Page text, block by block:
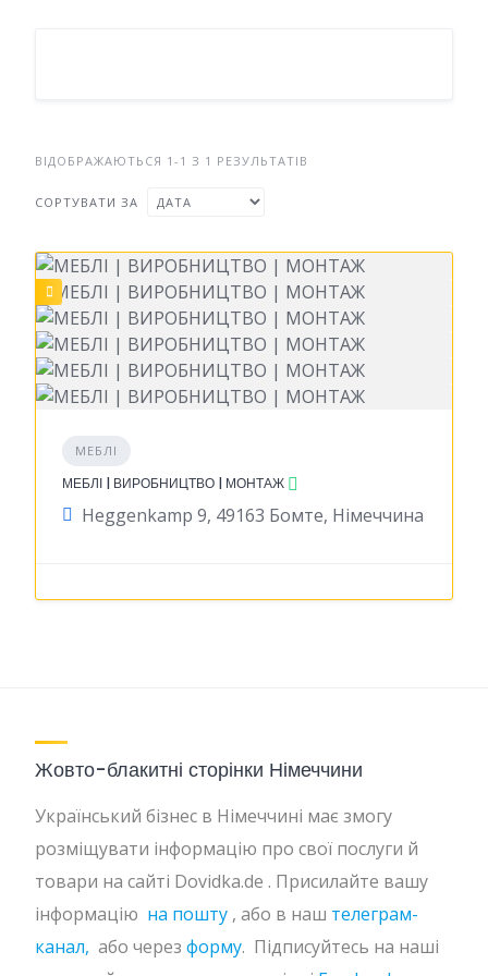
ВІДОБРАЖАЮТЬСЯ 1-1 З 1 РЕЗУЛЬТАТІВ
СОРТУВАТИ ЗА
МЕБЛІ
МЕБЛІ | ВИРОБНИЦТВО | МОНТАЖ
Heggenkamp 9, 49163 Бомте, Німеччина
Жовто-блакитні сторінки Німеччини
Український бізнес в Німеччині має змогу
розміщувати інформацію про свої послуги й
товари на сайті Dovidka.de . Присилайте вашу
інформацію на пошту , або в наш телеграм-
канал, або через форму. Підписуйтесь на наші